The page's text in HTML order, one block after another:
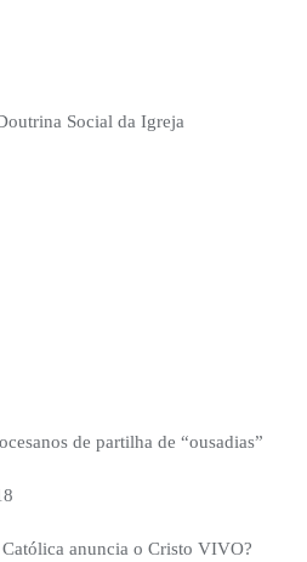
Social da Igreja
de partilha de “ousadias”
anuncia o Cristo VIVO?